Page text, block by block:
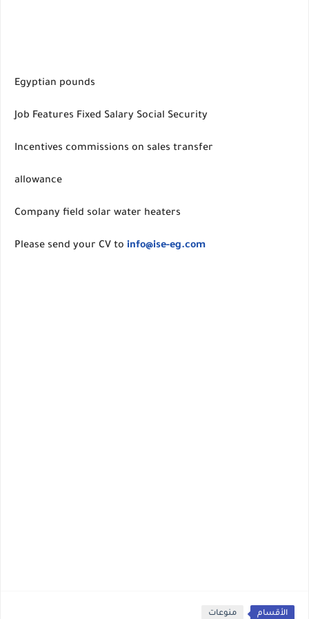
Egyptian pounds
Job Features Fixed Salary Social Security
Incentives commissions on sales transfer
allowance
Company field solar water heaters
Please send your CV to info@ise-eg.com
الأقسام منوعات